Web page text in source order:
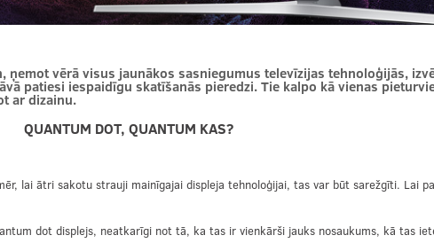
ņemot vērā visus jaunākos sasniegumus televīzijas tehnoloģijās,
patiesi iespaidīgu skatīšanās pieredzi. Tie kalpo kā vienas
ar dizainu.
QUANTUM DOT, QUANTUM KAS?
lai ātri sakotu strauji mainīgajai displeja tehnoloģijai, tas var būt sarežgīti. Lai
dot displejs, neatkarīgi not tā, ka tas ir vienkārši jauks nosaukums, kā tas